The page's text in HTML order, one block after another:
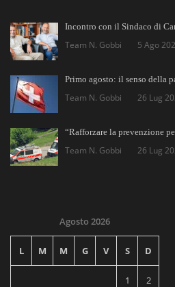
Incontro con il Sindaco di
Team N. Gobbi 5 Ago
Primo agosto: il senso della
Team N. Gobbi 26 Lug
“Rafforzare la prevenzione
Team N. Gobbi 26 Lug
Agosto 2026
L M M G V S D
1 2